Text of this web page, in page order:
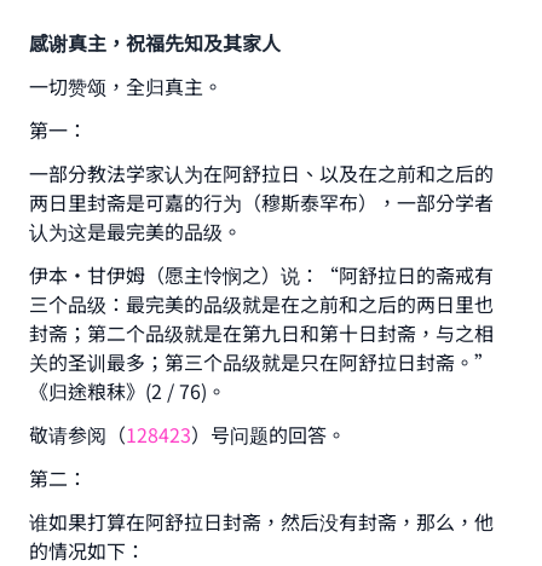
感谢真主，祝福先知及其家人
一切赞颂，全归真主。
第一：
一部分教法学家认为在阿舒拉日、以及在之前和之后的
两日里封斋是可嘉的行为（穆斯泰罕布），一部分学者
认为这是最完美的品级。
伊本•甘伊姆（愿主怜悯之）说：“阿舒拉日的斋戒有
三个品级：最完美的品级就是在之前和之后的两日里也
封斋；第二个品级就是在第九日和第十日封斋，与之相
关的圣训最多；第三个品级就是只在阿舒拉日封斋。”
《归途粮秣》(2 / 76)。
敬请参阅（128423）号问题的回答。
第二：
谁如果打算在阿舒拉日封斋，然后没有封斋，那么，他
的情况如下：